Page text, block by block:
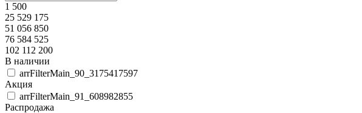
1 500
25 529 175
51 056 850
76 584 525
102 112 200
В наличии
arrFilterMain_90_3175417597
Акция
arrFilterMain_91_608982855
Распродажа